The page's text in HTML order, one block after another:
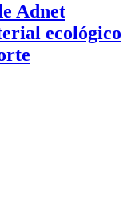
Adnet
ecológico